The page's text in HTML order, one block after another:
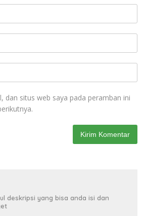
dan situs web saya pada peramban ini
deskripsi yang bisa anda isi dan